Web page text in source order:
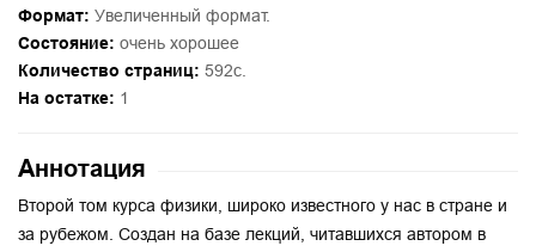
Формат: Увеличенный формат.
Состояние: очень хорошее
Количество страниц: 592с.
На остатке: 1
Аннотация
Второй том курса физики, широко известного у нас в стране и
за рубежом. Создан на базе лекций, читавшихся автором в